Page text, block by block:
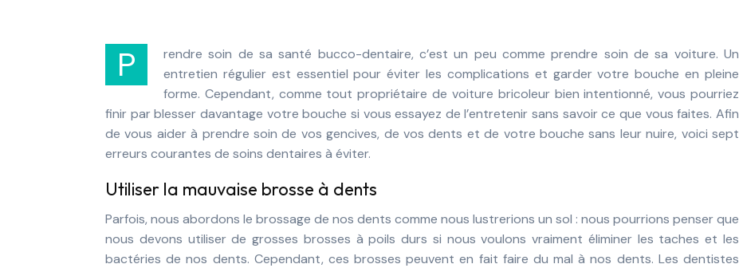
Prendre soin de sa santé bucco-dentaire, c’est un peu comme prendre soin de sa voiture. Un
entretien régulier est essentiel pour éviter les complications et garder votre bouche en pleine
forme. Cependant, comme tout propriétaire de voiture bricoleur bien intentionné, vous pourriez
finir par blesser davantage votre bouche si vous essayez de l’entretenir sans savoir ce que vous faites. Afin
de vous aider à prendre soin de vos gencives, de vos dents et de votre bouche sans leur nuire, voici sept
erreurs courantes de soins dentaires à éviter.
Utiliser la mauvaise brosse à dents
Parfois, nous abordons le brossage de nos dents comme nous lustrerions un sol : nous pourrions penser que
nous devons utiliser de grosses brosses à poils durs si nous voulons vraiment éliminer les taches et les
bactéries de nos dents. Cependant, ces brosses peuvent en fait faire du mal à nos dents. Les dentistes